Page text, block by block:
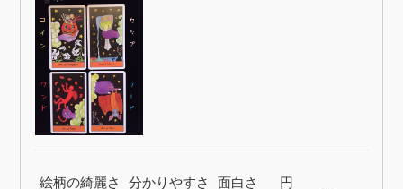
絵柄の綺麗さ
分かりやすさ
面白さ
円